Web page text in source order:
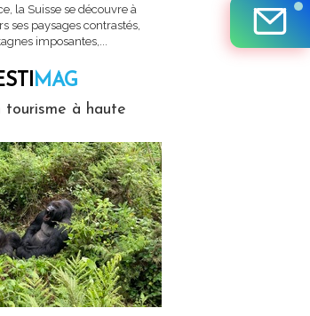
la Suisse se découvre à
ses paysages contrastés,
imposantes,...
MAG
tourisme à haute